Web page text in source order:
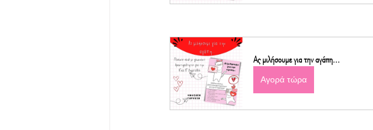
Ας μιλήσουμε για την αγάπη...
Αγορά τώρα